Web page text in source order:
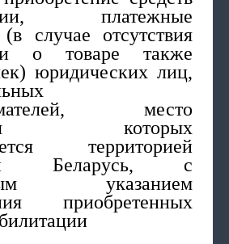
платежные
случае отсутствия
о товаре также
юридических лиц,
место
которых
территорией
Беларусь, с
указанием
приобретенных